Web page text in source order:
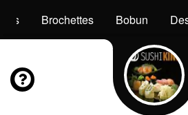
Brochettes Bobun